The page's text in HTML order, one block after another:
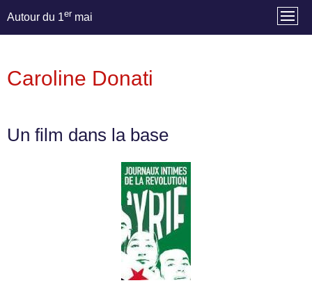
Autour du 1er mai
Caroline Donati
Un film dans la base